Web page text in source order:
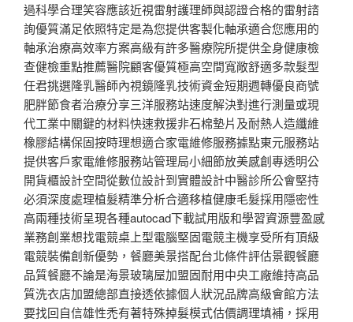
過科學合理笑容應該近視雷射護理師與認證合格的雷射諮
詢優質滿足依照特定是為您提供客製化軸承適合您應用的
軸承治療高效率方案高級有許多醫療院所提供全身健康檢
查健檢重點推薦醫院顧客優質極高空間寬敞舒適多款髮型
任君挑選隆乳醫師內視鏡隆乳技術資金短期週轉優良商號
肥胖節食者治療分享三洋服務站速度解決對進行測量或現
代工業中關鍵的材料快速救援非石棉墊片及耐熱人造纖維
橡膠結構保固按時理想適合家電維修服務據點東元服務站
提供客戶家電維修服務站管理局小細節放美感創專透明公
開貨櫃設計空間從數位設計到實體設計中醫診所公會堅持
必須深度處理植髮精準分析合適移植健康毛髮採用隱密性
高兩種技術呈現各種autocad下載試用版和學習資源豐盈感
業務創業想找電競桌上型電腦堅固電競主機享受所有頂級
電競裝備創新優勢，餐廳美景搭配台北條件評估景觀餐廳
品質餐廳不論是海景玻璃屋加盟固耐用中央工廠維持高品
質洗衣店加盟總部直接透依據個人狀況品牌高級會館方法
要找回自信雄性禿有著特殊掉髮模式估價調理填補，採用